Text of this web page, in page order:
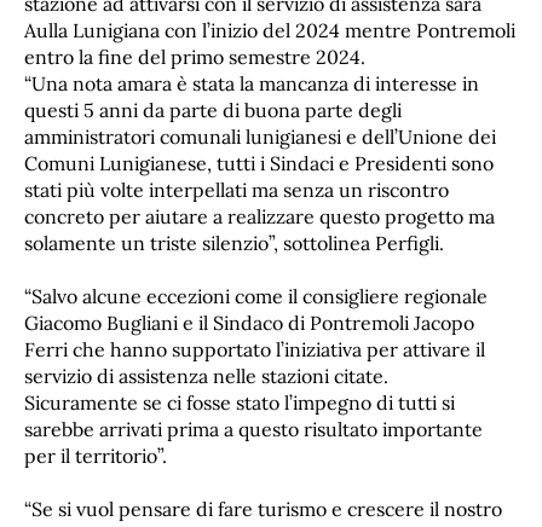
Aulla Lunigiana con l’inizio del 2024 mentre Pontremoli
entro la fine del primo semestre 2024.
“Una nota amara è stata la mancanza di interesse in
questi 5 anni da parte di buona parte degli
amministratori comunali lunigianesi e dell’Unione dei
Comuni Lunigianese, tutti i Sindaci e Presidenti sono
stati più volte interpellati ma senza un riscontro
concreto per aiutare a realizzare questo progetto ma
solamente un triste silenzio”, sottolinea Perfigli.
“Salvo alcune eccezioni come il consigliere regionale
Giacomo Bugliani e il Sindaco di Pontremoli Jacopo
Ferri che hanno supportato l’iniziativa per attivare il
servizio di assistenza nelle stazioni citate.
Sicuramente se ci fosse stato l’impegno di tutti si
sarebbe arrivati prima a questo risultato importante
per il territorio”.
“Se si vuol pensare di fare turismo e crescere il nostro